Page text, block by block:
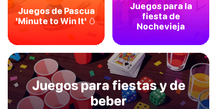
Juegos de Pascua
'Minute to Win It' 🥚
Juegos para la
fiesta de
Nochevieja
Juegos para fiestas y de
beber